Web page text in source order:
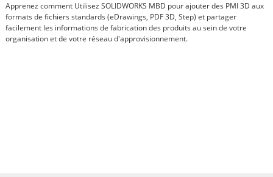
Apprenez comment Utilisez SOLIDWORKS MBD pour ajouter des PMI 3D aux
formats de fichiers standards (eDrawings, PDF 3D, Step) et partager
facilement les informations de fabrication des produits au sein de votre
organisation et de votre réseau d'approvisionnement.